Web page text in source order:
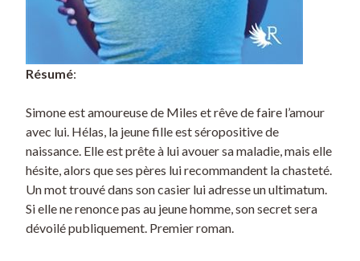
Résumé:
Simone est amoureuse de Miles et rêve de faire l’amour
avec lui. Hélas, la jeune fille est séropositive de
naissance. Elle est prête à lui avouer sa maladie, mais elle
hésite, alors que ses pères lui recommandent la chasteté.
Un mot trouvé dans son casier lui adresse un ultimatum.
Si elle ne renonce pas au jeune homme, son secret sera
dévoilé publiquement. Premier roman.